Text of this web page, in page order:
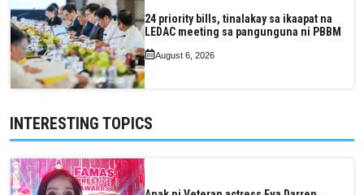
24 priority bills, tinalakay sa ikaapat na
LEDAC meeting sa pangunguna ni PBBM
August 6, 2026
INTERESTING TOPICS